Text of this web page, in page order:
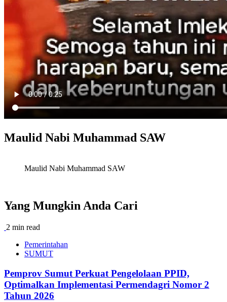
Maulid Nabi Muhammad SAW
Maulid Nabi Muhammad SAW
Yang Mungkin Anda Cari
2 min read
Pemerintahan
SUMUT
Pemprov Sumut Perkuat Pengelolaan PPID,
Optimalkan Implementasi Permendagri Nomor 2
Tahun 2026